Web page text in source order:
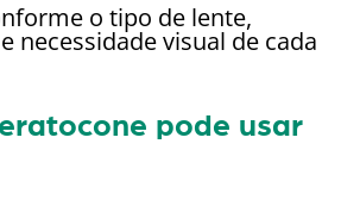
o tipo de lente,
necessidade visual de cada
pode usar